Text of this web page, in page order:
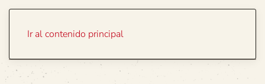
Ir al contenido principal